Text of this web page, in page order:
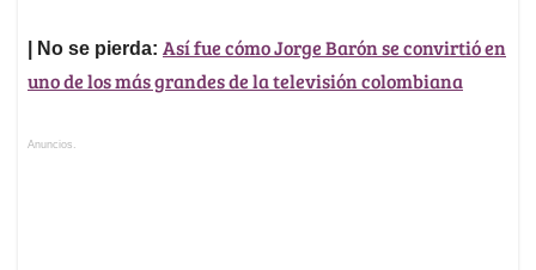
| No se pierda: Así fue cómo Jorge Barón se convirtió en
uno de los más grandes de la televisión colombiana
Anuncios.